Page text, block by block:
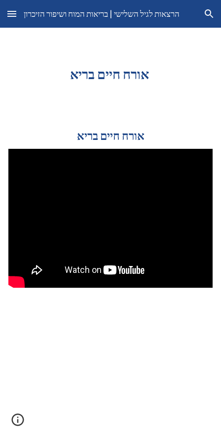
Skip to main content Skip to navigationהרצאות לגיל השלישי | בריאות המוח ושיפור הזיכרון
אורח חיים בריא
אורח חיים בריא